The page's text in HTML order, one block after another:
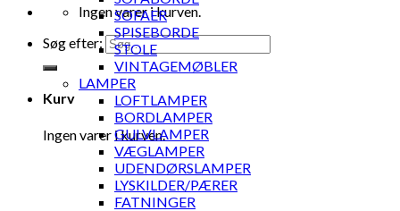
Ingen varer i kurven.
Søg efter:
Kurv
Ingen varer i kurven.
SOFAER
SPISEBORDE
STOLE
VINTAGEMØBLER
LAMPER
LOFTLAMPER
BORDLAMPER
GULVLAMPER
VÆGLAMPER
UDENDØRSLAMPER
LYSKILDER/PÆRER
FATNINGER